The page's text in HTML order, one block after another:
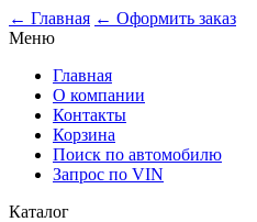
← Главная ← Оформить заказ
Меню
Главная
О компании
Контакты
Корзина
Поиск по автомобилю
Запрос по VIN
Каталог